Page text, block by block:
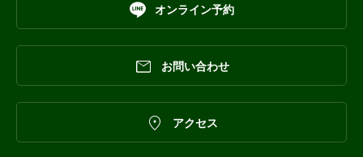
 オンライン予約
 お問い合わせ
 アクセス